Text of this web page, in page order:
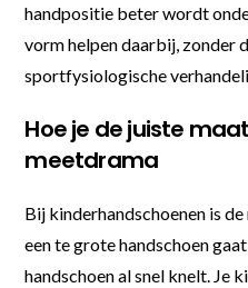
handpositie beter wordt
vorm helpen daarbij, zonder
sportfysiologische
Hoe je de juiste
meetdrama
Bij kinderhandschoenen is
een te grote handschoen
handschoen al snel knelt. Je